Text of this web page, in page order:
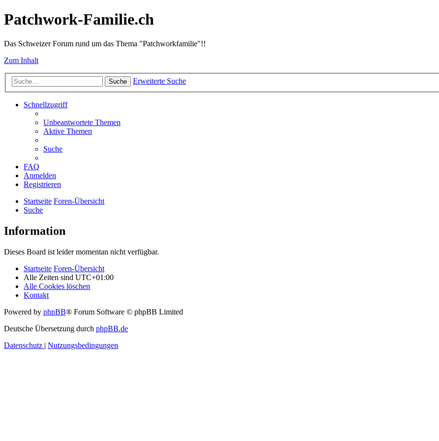
Patchwork-Familie.ch
Das Schweizer Forum rund um das Thema "Patchworkfamilie"!!
Zum Inhalt
Suche Erweiterte Suche
Schnellzugriff
Unbeantwortete Themen
Aktive Themen
Suche
FAQ
Anmelden
Registrieren
Startseite Foren-Übersicht
Suche
Information
Dieses Board ist leider momentan nicht verfügbar.
Startseite Foren-Übersicht
Alle Zeiten sind UTC+01:00
Alle Cookies löschen
Kontakt
Powered by phpBB® Forum Software © phpBB Limited
Deutsche Übersetzung durch phpBB.de
Datenschutz | Nutzungsbedingungen